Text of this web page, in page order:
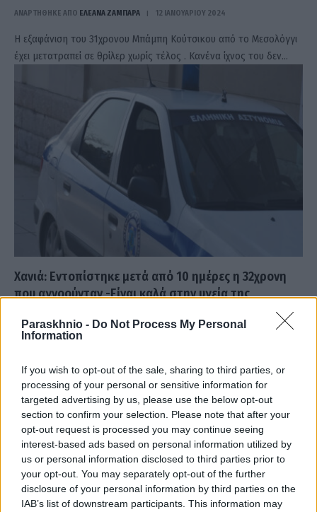
Paraskhnio - Do Not Process My Personal
Information
If you wish to opt-out of the sale, sharing to third parties, or
processing of your personal or sensitive information for
targeted advertising by us, please use the below opt-out
section to confirm your selection. Please note that after your
opt-out request is processed you may continue seeing
interest-based ads based on personal information utilized by
us or personal information disclosed to third parties prior to
your opt-out. You may separately opt-out of the further
disclosure of your personal information by third parties on the
IAB’s list of downstream participants. This information may
ΑΝΑΡΤΗΘΗΚΕ ΑΠΟ ΕΛΕΑΝΑ ΖΑΜΠΑΡΑ 12 ΙΑΝΟΥΑΡΊΟΥ 2024
Η εξαφάνιση του 31χρονου Μπάμπη Κούτσικου από το Μεσολόγγι
έχει μετατραπεί σε θρίλερ χωρίς τέλος . Κανένα ίχνος του δεν…
Χανιά: Εντοπίστηκε μετά από 10 ημέρες η 32χρονη
που αγνοούνταν -Είναι καλά στην υγεία της
Σύμφωνα με το ΑΠΕ-ΜΠΕ και πληροφορίες από τους οικείους της,
στο Ρέθυμνο,…